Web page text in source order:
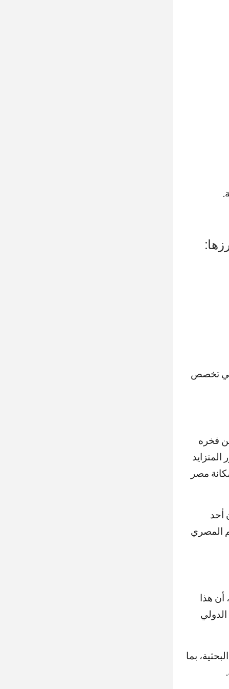
في تخصص
فخره
مصر
أحد
المصري
أن هذا
بما